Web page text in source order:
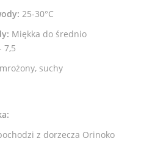
25-30°C
Miękka do średnio
7,5
suchy
z dorzecza Orinoko